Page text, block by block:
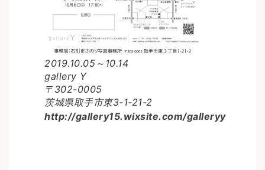
2019.10.05～10.14
gallery Y
〒302-0005
茨城県取手市東3-1-21-2
http://gallery15.wixsite.com/galleryy